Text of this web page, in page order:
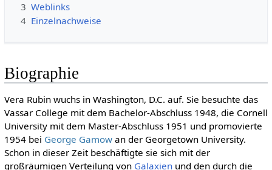
3 Weblinks
4 Einzelnachweise
Biographie
Vera Rubin wuchs in Washington, D.C. auf. Sie besuchte das
Vassar College mit dem Bachelor-Abschluss 1948, die Cornell
University mit dem Master-Abschluss 1951 und promovierte
1954 bei George Gamowan der Georgetown University.
Schon in dieser Zeit beschäftigte sie sich mit der
großräumigen Verteilung von Galaxienund den durch die